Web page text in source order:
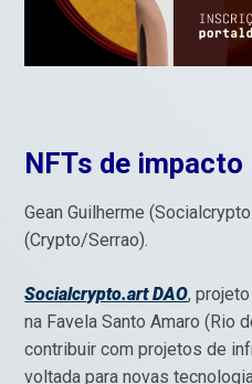
NFTs de
Gean Guilherme
(Crypto/Serrao).
Socialcrypto.art DAO,
na Favela Santo Amaro (Rio
contribuir com projetos de
voltada para novas